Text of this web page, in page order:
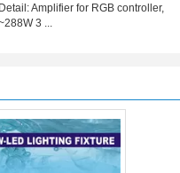
Amplifier for RGB controller,
3 ...